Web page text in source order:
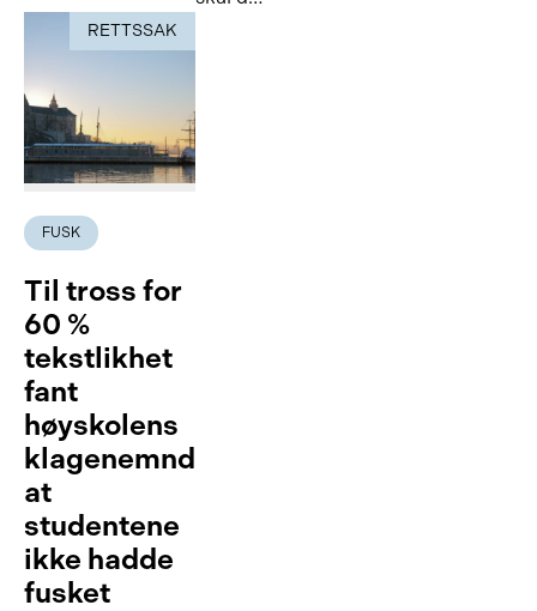
RETTSSAK
FUSK
Til tross for
60 %
tekstlikhet
fant
høyskolens
klagenemnd
at
studentene
ikke hadde
fusket